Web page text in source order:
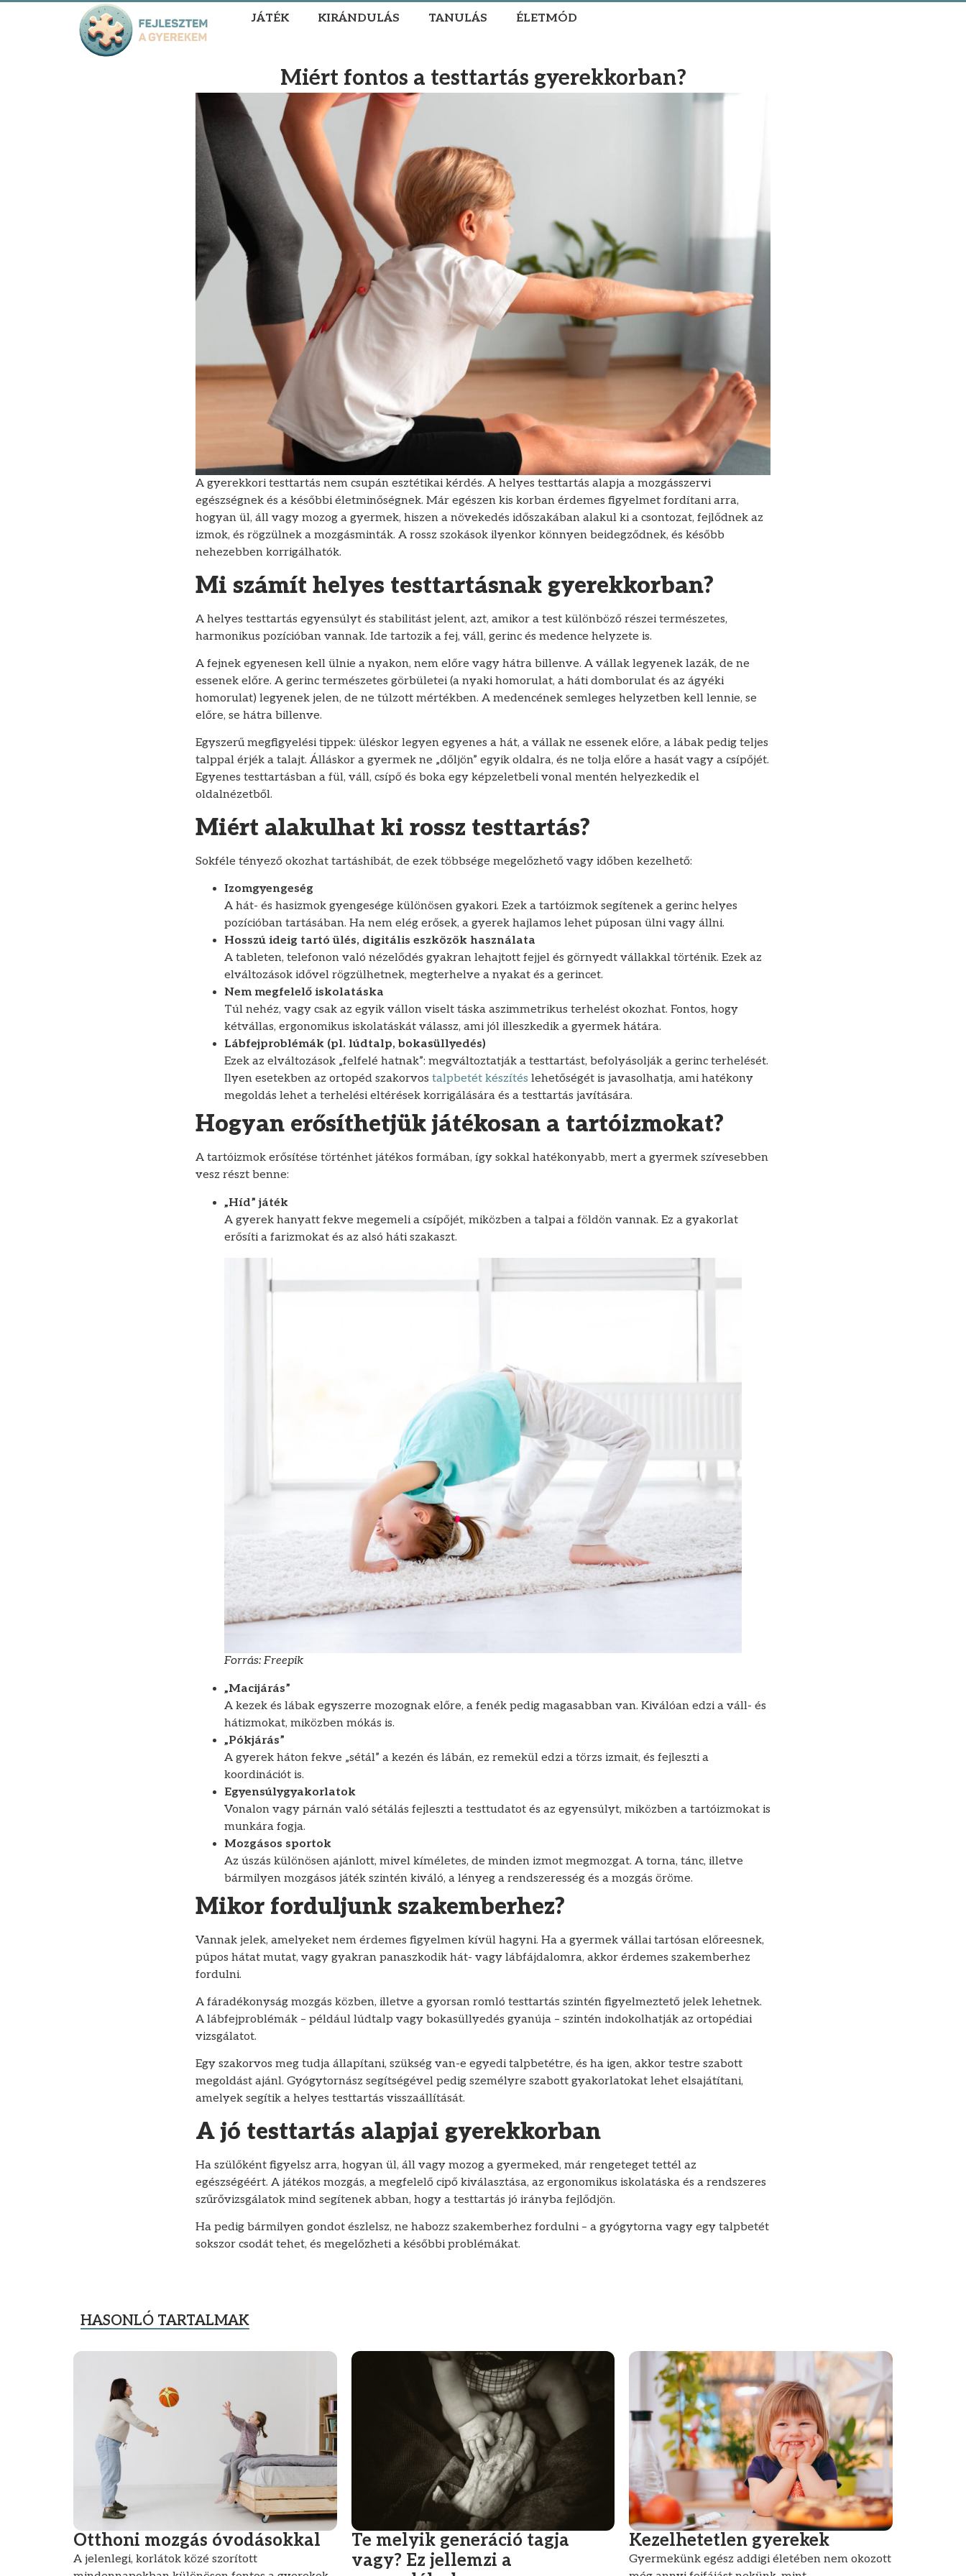
JÁTÉK KIRÁNDULÁS TANULÁS ÉLETMÓD
Miért fontos a testtartás gyerekkorban?
A gyerekkori testtartás nem csupán esztétikai kérdés. A helyes testtartás alapja a mozgásszervi
egészségnek és a későbbi életminőségnek. Már egészen kis korban érdemes figyelmet fordítani arra,
hogyan ül, áll vagy mozog a gyermek, hiszen a növekedés időszakában alakul ki a csontozat, fejlődnek az
izmok, és rögzülnek a mozgásminták. A rossz szokások ilyenkor könnyen beidegződnek, és később
nehezebben korrigálhatók.
Mi számít helyes testtartásnak gyerekkorban?
A helyes testtartás egyensúlyt és stabilitást jelent, azt, amikor a test különböző részei természetes,
harmonikus pozícióban vannak. Ide tartozik a fej, váll, gerinc és medence helyzete is.
A fejnek egyenesen kell ülnie a nyakon, nem előre vagy hátra billenve. A vállak legyenek lazák, de ne
essenek előre. A gerinc természetes görbületei (a nyaki homorulat, a háti domborulat és az ágyéki
homorulat) legyenek jelen, de ne túlzott mértékben. A medencének semleges helyzetben kell lennie, se
előre, se hátra billenve.
Egyszerű megfigyelési tippek: üléskor legyen egyenes a hát, a vállak ne essenek előre, a lábak pedig teljes
talppal érjék a talajt. Álláskor a gyermek ne „dőljön” egyik oldalra, és ne tolja előre a hasát vagy a csípőjét.
Egyenes testtartásban a fül, váll, csípő és boka egy képzeletbeli vonal mentén helyezkedik el
oldalnézetből.
Miért alakulhat ki rossz testtartás?
Sokféle tényező okozhat tartáshibát, de ezek többsége megelőzhető vagy időben kezelhető:
Izomgyengeség
A hát- és hasizmok gyengesége különösen gyakori. Ezek a tartóizmok segítenek a gerinc helyes
pozícióban tartásában. Ha nem elég erősek, a gyerek hajlamos lehet púposan ülni vagy állni.
Hosszú ideig tartó ülés, digitális eszközök használata
A tableten, telefonon való nézelődés gyakran lehajtott fejjel és görnyedt vállakkal történik. Ezek az
elváltozások idővel rögzülhetnek, megterhelve a nyakat és a gerincet.
Nem megfelelő iskolatáska
Túl nehéz, vagy csak az egyik vállon viselt táska aszimmetrikus terhelést okozhat. Fontos, hogy
kétvállas, ergonomikus iskolatáskát válassz, ami jól illeszkedik a gyermek hátára.
Lábfejproblémák (pl. lúdtalp, bokasüllyedés)
Ezek az elváltozások „felfelé hatnak”: megváltoztatják a testtartást, befolyásolják a gerinc terhelését.
Ilyen esetekben az ortopéd szakorvos talpbetét készítés lehetőségét is javasolhatja, ami hatékony
megoldás lehet a terhelési eltérések korrigálására és a testtartás javítására.
Hogyan erősíthetjük játékosan a tartóizmokat?
A tartóizmok erősítése történhet játékos formában, így sokkal hatékonyabb, mert a gyermek szívesebben
vesz részt benne:
„Híd” játék
A gyerek hanyatt fekve megemeli a csípőjét, miközben a talpai a földön vannak. Ez a gyakorlat
erősíti a farizmokat és az alsó háti szakaszt.
Forrás: Freepik
„Macijárás”
A kezek és lábak egyszerre mozognak előre, a fenék pedig magasabban van. Kiválóan edzi a váll- és
hátizmokat, miközben mókás is.
„Pókjárás”
A gyerek háton fekve „sétál” a kezén és lábán, ez remekül edzi a törzs izmait, és fejleszti a
koordinációt is.
Egyensúlygyakorlatok
Vonalon vagy párnán való sétálás fejleszti a testtudatot és az egyensúlyt, miközben a tartóizmokat is
munkára fogja.
Mozgásos sportok
Az úszás különösen ajánlott, mivel kíméletes, de minden izmot megmozgat. A torna, tánc, illetve
bármilyen mozgásos játék szintén kiváló, a lényeg a rendszeresség és a mozgás öröme.
Mikor forduljunk szakemberhez?
Vannak jelek, amelyeket nem érdemes figyelmen kívül hagyni. Ha a gyermek vállai tartósan előreesnek,
púpos hátat mutat, vagy gyakran panaszkodik hát- vagy lábfájdalomra, akkor érdemes szakemberhez
fordulni.
A fáradékonyság mozgás közben, illetve a gyorsan romló testtartás szintén figyelmeztető jelek lehetnek.
A lábfejproblémák – például lúdtalp vagy bokasüllyedés gyanúja – szintén indokolhatják az ortopédiai
vizsgálatot.
Egy szakorvos meg tudja állapítani, szükség van-e egyedi talpbetétre, és ha igen, akkor testre szabott
megoldást ajánl. Gyógytornász segítségével pedig személyre szabott gyakorlatokat lehet elsajátítani,
amelyek segítik a helyes testtartás visszaállítását.
A jó testtartás alapjai gyerekkorban
Ha szülőként figyelsz arra, hogyan ül, áll vagy mozog a gyermeked, már rengeteget tettél az
egészségéért. A játékos mozgás, a megfelelő cipő kiválasztása, az ergonomikus iskolatáska és a rendszeres
szűrővizsgálatok mind segítenek abban, hogy a testtartás jó irányba fejlődjön.
Ha pedig bármilyen gondot észlelsz, ne habozz szakemberhez fordulni – a gyógytorna vagy egy talpbetét
sokszor csodát tehet, és megelőzheti a későbbi problémákat.
HASONLÓ TARTALMAK
Otthoni mozgás óvodásokkal
A jelenlegi, korlátok közé szorított
Te melyik generáció tagja
vagy? Ez jellemzi a
Kezelhetetlen gyerekek
Gyermekünk egész addigi életében nem okozott